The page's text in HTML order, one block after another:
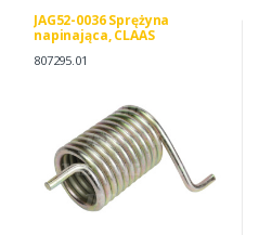
JAG52-0036 Sprężyna
napinająca, CLAAS
807295.01